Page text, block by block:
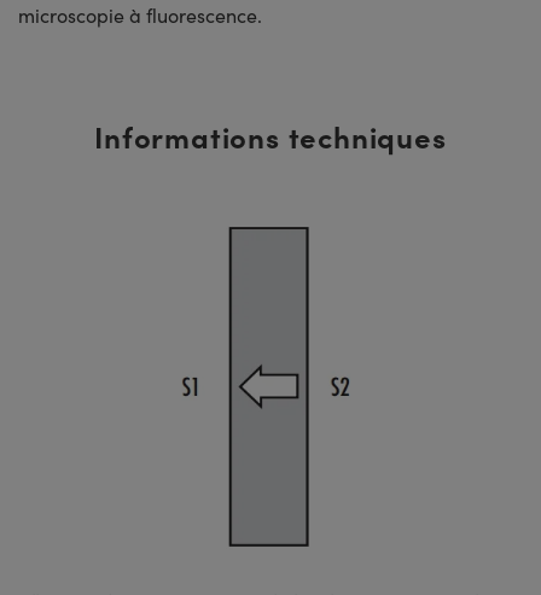
microscopie à fluorescence.
Informations techniques